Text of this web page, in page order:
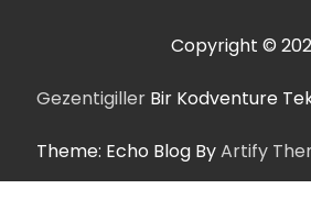
Copyright ©
Gezentigiller Bir Kodventure
Theme: Echo Blog ByArtify